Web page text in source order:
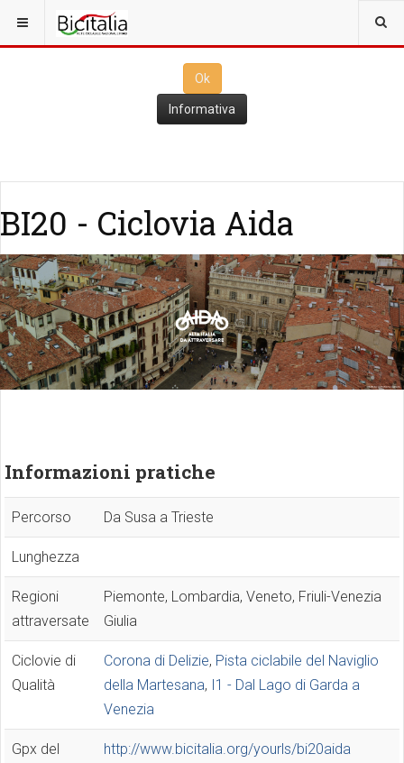
Questo sito utilizza i
Ok
Ok
Informativa
BI20 - Ciclovia Aida
Informazioni pratiche
Percorso Da Susa a Trieste
Lunghezza
Regioni
attraversate
Piemonte, Lombardia, Veneto, Friuli-Venezia
Giulia
Ciclovie di
Qualità
Corona di Delizie, Pista ciclabile del Naviglio
della Martesana, I1 - Dal Lago di Garda a
Venezia
Gpx del
http://www.bicitalia.org/yourls/bi20aida